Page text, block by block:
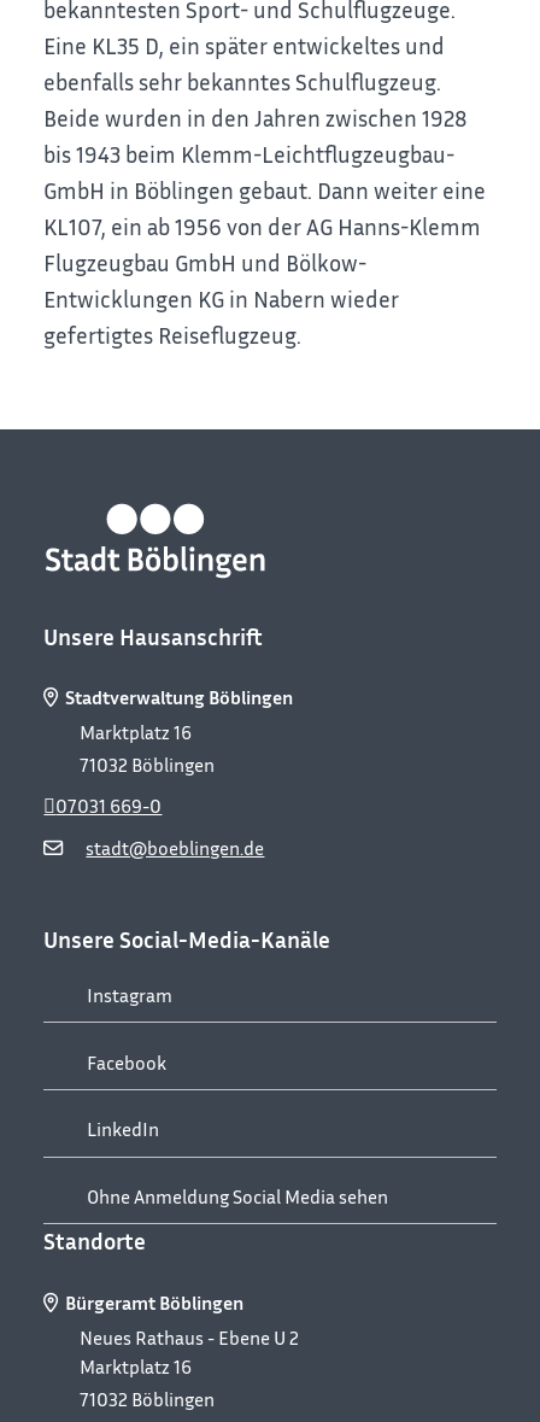
bekanntesten Sport- und Schulflugzeuge.
Eine KL35 D, ein später entwickeltes und
ebenfalls sehr bekanntes Schulflugzeug.
Beide wurden in den Jahren zwischen 1928
bis 1943 beim Klemm-Leichtflugzeugbau-
GmbH in Böblingen gebaut. Dann weiter eine
KL107, ein ab 1956 von der AG Hanns-Klemm
Flugzeugbau GmbH und Bölkow-
Entwicklungen KG in Nabern wieder
gefertigtes Reiseflugzeug.
Unsere Hausanschrift
Stadtverwaltung Böblingen
Marktplatz 16
71032 Böblingen
stadt@boeblingen.de
07031 669-0
Unsere Social-Media-Kanäle
Instagram
Facebook
LinkedIn
Ohne Anmeldung Social Media sehen
Standorte
Bürgeramt Böblingen
Neues Rathaus - Ebene U 2
Marktplatz 16
71032 Böblingen